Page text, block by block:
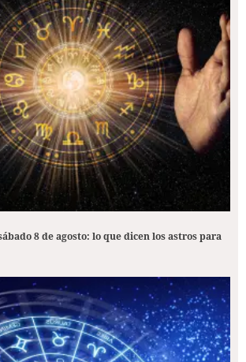
8 de agosto: lo que dicen los astros para